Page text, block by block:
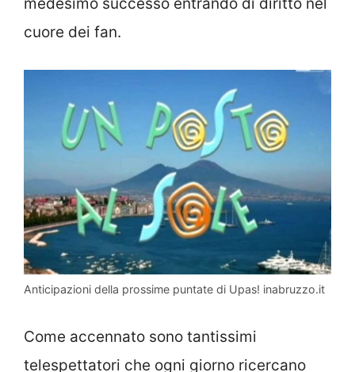
cuore dei fan.
Anticipazioni della prossime puntate di Upas! inabruzzo.it
Come accennato sono tantissimi
telespettatori che ogni giorno ricercano